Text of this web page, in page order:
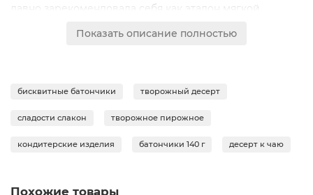
давно зарекомендовала себя как эталон мягкой
удивительно легкой, пористой структурой и тающей
лакомство с собой на работу, учебу или прогулку по
перекуса, который подарит заряд энергии и поднимет
деликатного вкуса творога делает этот десерт
взрослых.Состав:Мука пшеничная высшего сорта, сахар,
Показать описание полностью
бисквитные батончики творожный десерт
сладости слакон творожное пирожное
кондитерские изделия батончики 140 г десерт к чаю
Похожие товары